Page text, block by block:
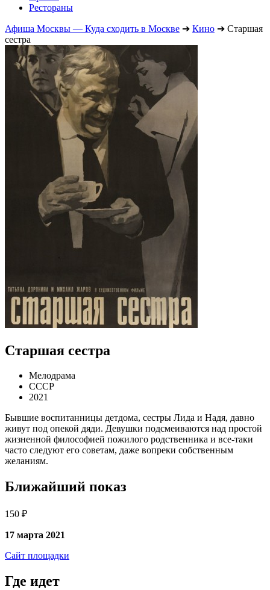
Рестораны
Афиша Москвы — Куда сходить в Москве ➔ Кино ➔ Старшая
сестра
Старшая сестра
Мелодрама
СССР
2021
Бывшие воспитанницы детдома, сестры Лида и Надя, давно
живут под опекой дяди. Девушки подсмеиваются над простой
жизненной философией пожилого родственника и все-таки
часто следуют его советам, даже вопреки собственным
желаниям.
Ближайший показ
150 ₽
17 марта 2021
Сайт площадки
Где идет